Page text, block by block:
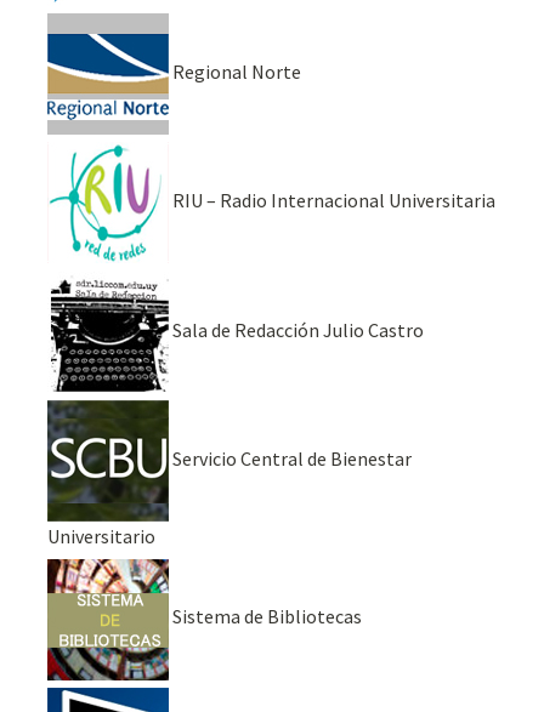
Regional Norte
RIU – Radio Internacional Universitaria
Sala de Redacción Julio Castro
Servicio Central de Bienestar
Universitario
Sistema de Bibliotecas